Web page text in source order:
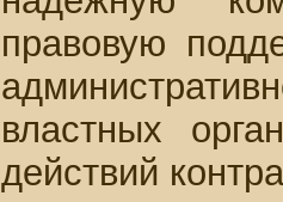
правовую
властных
действий